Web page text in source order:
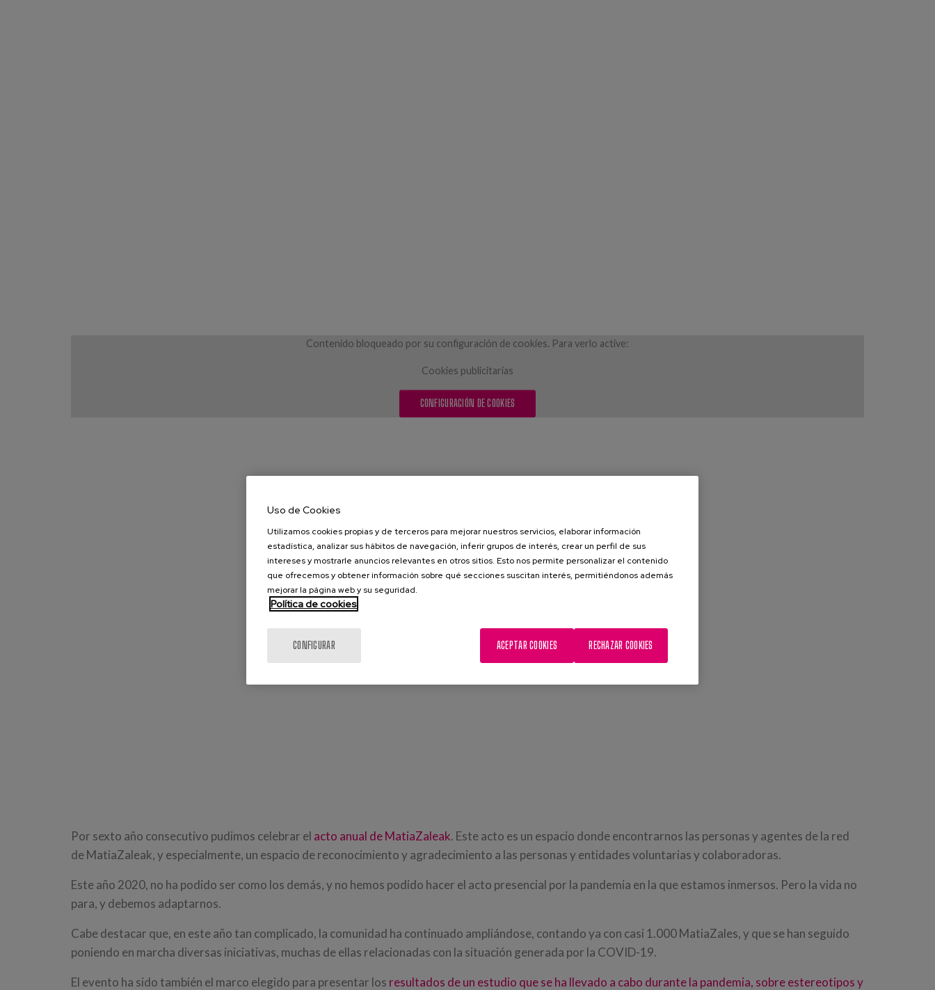
Contenido bloqueado por su configuración de cookies. Para verlo active:
Cookies publicitarias
CONFIGURACIÓN DE COOKIES
Por sexto año consecutivo pudimos celebrar el acto anual de MatiaZaleak. Este acto es un espacio donde encontrarnos las personas y agentes de la red
de MatiaZaleak, y especialmente, un espacio de reconocimiento y agradecimiento a las personas y entidades voluntarias y colaboradoras.
Este año 2020, no ha podido ser como los demás, y no hemos podido hacer el acto presencial por la pandemia en la que estamos inmersos. Pero la vida no
para, y debemos adaptarnos.
Cabe destacar que, en este año tan complicado, la comunidad ha continuado ampliándose, contando ya con casi 1.000 MatiaZales, y que se han seguido
poniendo en marcha diversas iniciativas, muchas de ellas relacionadas con la situación generada por la COVID-19.
El evento ha sido también el marco elegido para presentar los resultados de un estudio que se ha llevado a cabo durante la pandemia, sobre estereotipos y
Uso de Cookies
Utilizamos cookies propias y de terceros para mejorar nuestros servicios, elaborar información
estadística, analizar sus hábitos de navegación, inferir grupos de interés, crear un perfil de sus
intereses y mostrarle anuncios relevantes en otros sitios. Esto nos permite personalizar el contenido
que ofrecemos y obtener información sobre qué secciones suscitan interés, permitiéndonos además
mejorar la página web y su seguridad.
Política de cookies
CONFIGURAR RECHAZAR COOKIES
ACEPTAR COOKIES